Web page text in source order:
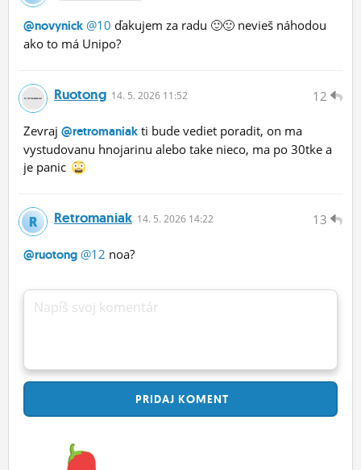
@novynick @10 ďakujem za radu 🙂🙂 nevieš náhodou
ako to má Unipo?
12
Ruotong 14. 5. 2026 11:52
Zevraj @retromaniak ti bude vediet poradit, on ma
vystudovanu hnojarinu alebo take nieco, ma po 30tke a
je panic
13
Retromaniak 14. 5. 2026 14:22
@ruotong @12 noa?
Napíš svoj komentár
PRIDAJ KOMENT